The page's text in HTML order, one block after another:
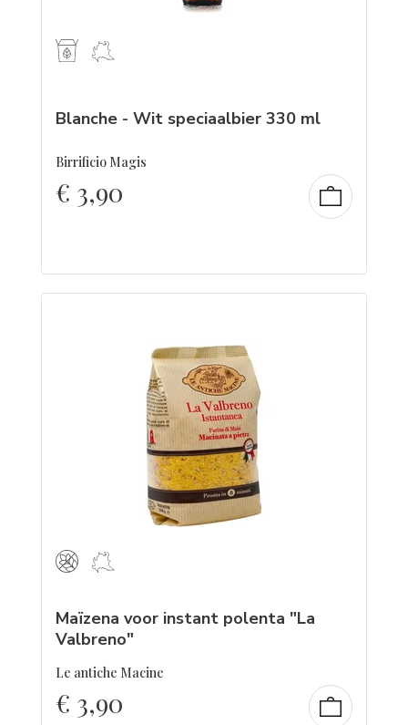
Blanche - Wit speciaalbier 330 ml
Birrificio Magis
€ 3,90
Maïzena voor instant polenta "La
Valbreno"
Le antiche Macine
€ 3,90